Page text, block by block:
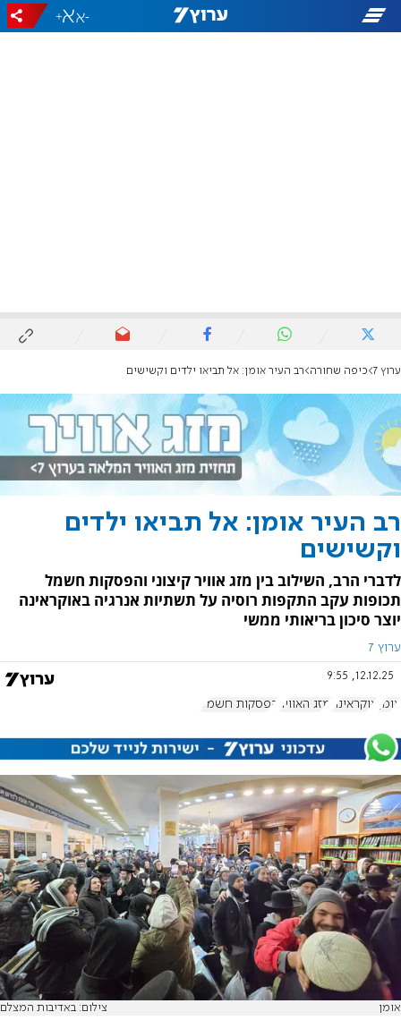
-
+
ערוץ 7 כיפה שחורה רב העיר אומן: אל תביאו ילדים וקשישים
רב העיר אומן: אל תביאו ילדים
וקשישים
לדברי הרב, השילוב בין מזג אוויר קיצוני והפסקות חשמל
תכופות עקב התקפות רוסיה על תשתיות אנרגיה באוקראינה
יוצר סיכון בריאותי ממשי
ערוץ 7
12.12.25, 9:55
אומן אוקראינה מזג האוויר הפסקות חשמל
אומן צילום: באדיבות המצלם